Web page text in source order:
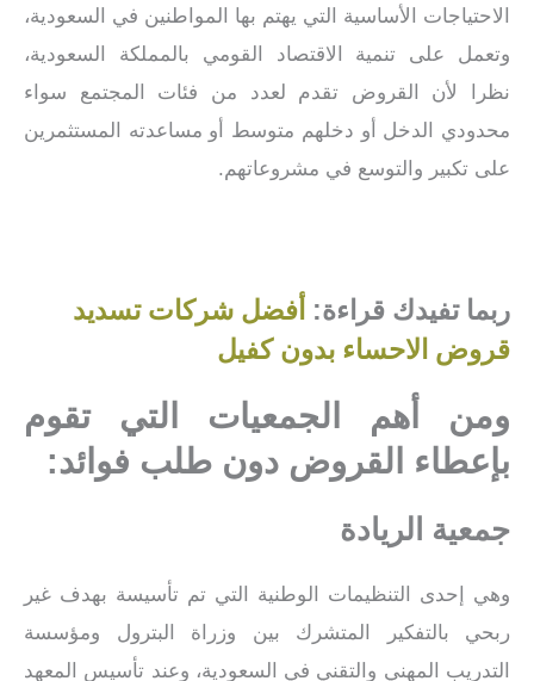
الاحتياجات الأساسية التي يهتم بها المواطنين في السعودية،
وتعمل على تنمية الاقتصاد القومي بالمملكة السعودية،
نظرا لأن القروض تقدم لعدد من فئات المجتمع سواء
محدودي الدخل أو دخلهم متوسط أو مساعدته المستثمرين
على تكبير والتوسع في مشروعاتهم.
ربما تفيدك قراءة: أفضل شركات تسديد
قروض الاحساء بدون كفيل
ومن أهم الجمعيات التي تقوم
بإعطاء القروض دون طلب فوائد:
جمعية الريادة
وهي إحدى التنظيمات الوطنية التي تم تأسيسة بهدف غير
ربحي بالتفكير المتشرك بين وزراة البترول ومؤسسة
التدريب المهني والتقني في السعودية، وعند تأسيس المعهد